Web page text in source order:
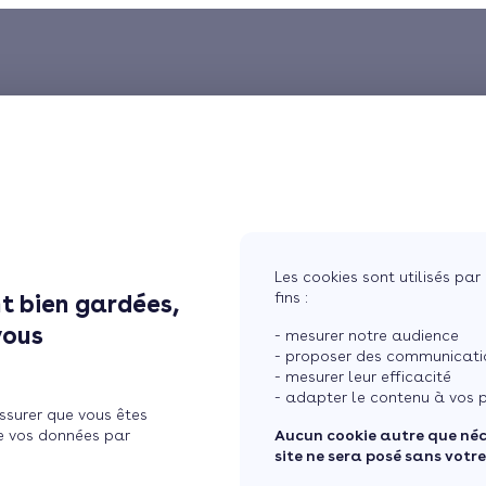
bien gardées,
que vous êtes
vos données par
Les cookies sont utilisés
fins :
- mesurer notre audience
- proposer des
- mesurer leur efficacité
- adapter le contenu à vos
Aucun cookie autre que
site ne sera posé sans